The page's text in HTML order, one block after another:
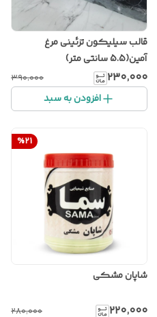
قالب سیلیکون تزئینی مرغ
آمین(5.5 سانتی متر)
۲۳۰٬۰۰۰ ۳۹۰٬۰۰۰
افزودن به سبد
%21
شاپان مشکی
۲۲۰٬۰۰۰ ۲۸۰٬۰۰۰